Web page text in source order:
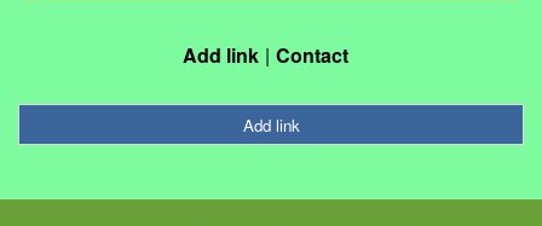
Add link Contact
Add link